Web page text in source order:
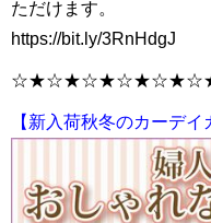
ただけます。
https://bit.ly/3RnHdgJ
【新入荷秋冬のカーデイ